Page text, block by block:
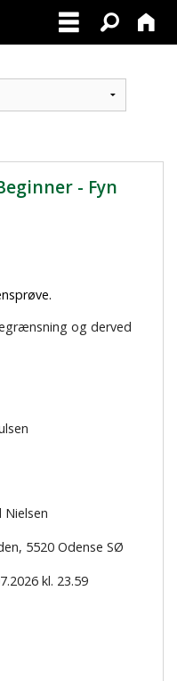
- Fyn
og derved
Nielsen
5520 Odense SØ
kl. 23.59